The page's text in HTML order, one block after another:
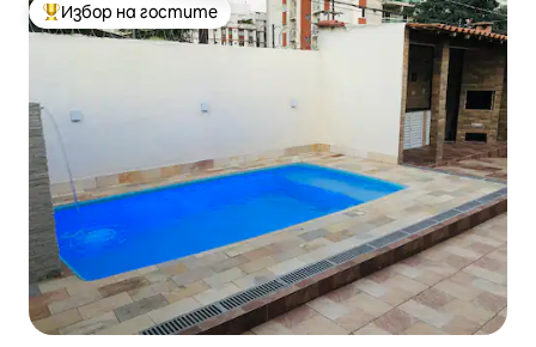
Най-популярен избор на гостите
Избор на гостите